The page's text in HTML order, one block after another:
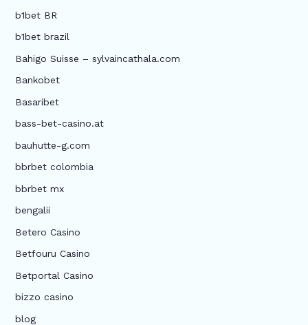
b1bet BR
b1bet brazil
Bahigo Suisse – sylvaincathala.com
Bankobet
Basaribet
bass-bet-casino.at
bauhutte-g.com
bbrbet colombia
bbrbet mx
bengalii
Betero Casino
Betfouru Casino
Betportal Casino
bizzo casino
blog